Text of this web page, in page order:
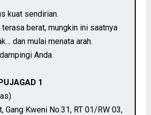
kuat sendirian.
berat, mungkin ini saatnya
dan mulai menata arah.
Anda.
1
Gang Kweni No.31, RT 01/RW 03,